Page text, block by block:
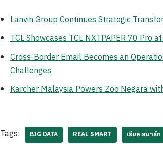
Lanvin Group Continues Strategic
TCL Showcases TCL NXTPAPER 70
Cross-Border Email Becomes an
Challenges
Kärcher Malaysia Powers Zoo Negara
Tags: BIG DATA REAL SMART เรียล สมาร์ท